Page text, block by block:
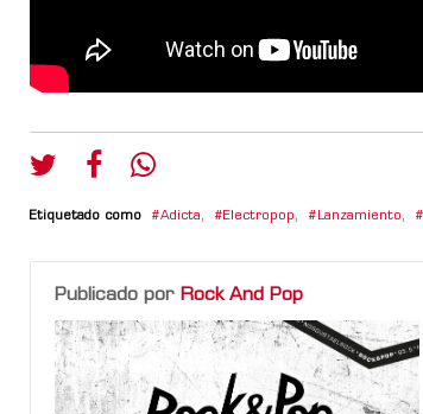
Etiquetado como Adicta, Electropop, Lanzamiento,
Publicado por Rock And Pop